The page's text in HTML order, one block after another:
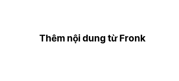
Thêm nội dung từ Fronk